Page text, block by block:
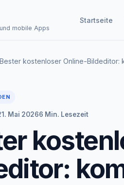
mobile Apps
Startseite
Bester kostenloser Online-Bildeditor:
Mai 20266 Min. Lesezeit